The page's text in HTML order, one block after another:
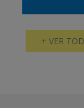
+ VER